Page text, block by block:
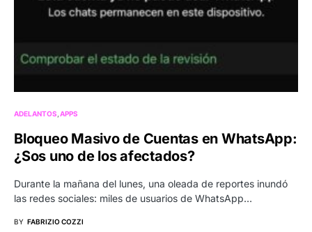
ADELANTOS APPS
Bloqueo Masivo de Cuentas en WhatsApp:
¿Sos uno de los afectados?
Durante la mañana del lunes, una oleada de reportes inundó
las redes sociales: miles de usuarios de WhatsApp…
BY FABRIZIO COZZI